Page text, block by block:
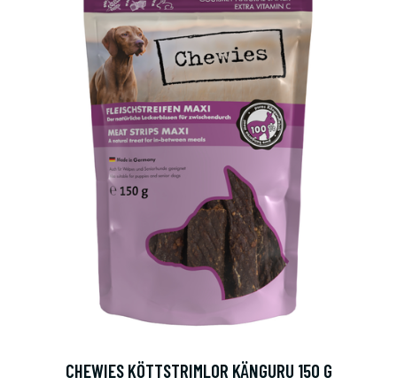
CHEWIES KÖTTSTRIMLOR KÄNGURU 150 G